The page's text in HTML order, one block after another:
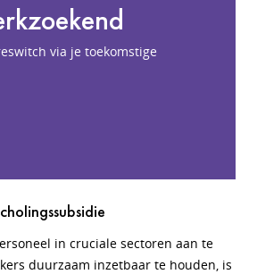
via je toekomstige
in cruciale sectoren aan te
duurzaam inzetbaar te houden, is